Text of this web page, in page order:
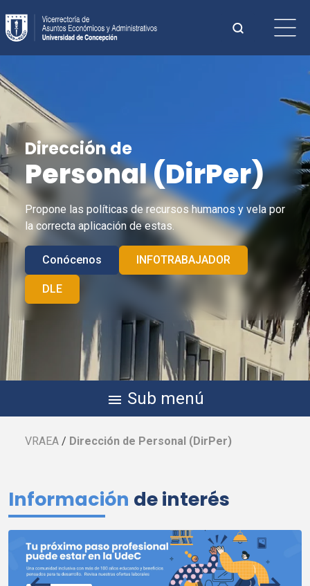
al
contenido
Buscar:
Cuando
Dirección de
Personal (DirPer)
Propone las políticas de recursos humanos y vela por
la correcta aplicación de estas.
Conócenos INFOTRABAJADOR
DLE
menu Sub menú
VRAEA / Dirección de Personal (DirPer)
Información de interés